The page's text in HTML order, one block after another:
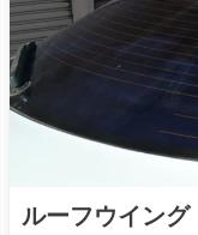
ルーフウイング